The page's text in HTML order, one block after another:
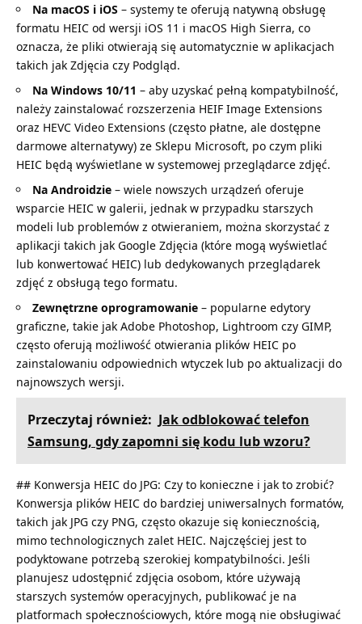
Na macOS i iOS – systemy te oferują natywną obsługę
formatu HEIC od wersji iOS 11 i macOS High Sierra, co
oznacza, że pliki otwierają się automatycznie w aplikacjach
takich jak Zdjęcia czy Podgląd.
Na Windows 10/11 – aby uzyskać pełną kompatybilność,
należy zainstalować rozszerzenia HEIF Image Extensions
oraz HEVC Video Extensions (często płatne, ale dostępne
darmowe alternatywy) ze Sklepu Microsoft, po czym pliki
HEIC będą wyświetlane w systemowej przeglądarce zdjęć.
Na Androidzie – wiele nowszych urządzeń oferuje
wsparcie HEIC w galerii, jednak w przypadku starszych
modeli lub problemów z otwieraniem, można skorzystać z
aplikacji takich jak Google Zdjęcia (które mogą wyświetlać
lub konwertować HEIC) lub dedykowanych przeglądarek
zdjęć z obsługą tego formatu.
Zewnętrzne oprogramowanie – popularne edytory
graficzne, takie jak Adobe Photoshop, Lightroom czy GIMP,
często oferują możliwość otwierania plików HEIC po
zainstalowaniu odpowiednich wtyczek lub po aktualizacji do
najnowszych wersji.
Przeczytaj również: Jak odblokować telefon
Samsung, gdy zapomni się kodu lub wzoru?
## Konwersja HEIC do JPG: Czy to konieczne i jak to zrobić?
Konwersja plików HEIC do bardziej uniwersalnych formatów,
takich jak JPG czy PNG, często okazuje się koniecznością,
mimo technologicznych zalet HEIC. Najczęściej jest to
podyktowane potrzebą szerokiej kompatybilności. Jeśli
planujesz udostępnić zdjęcia osobom, które używają
starszych systemów operacyjnych, publikować je na
platformach społecznościowych, które mogą nie obsługiwać